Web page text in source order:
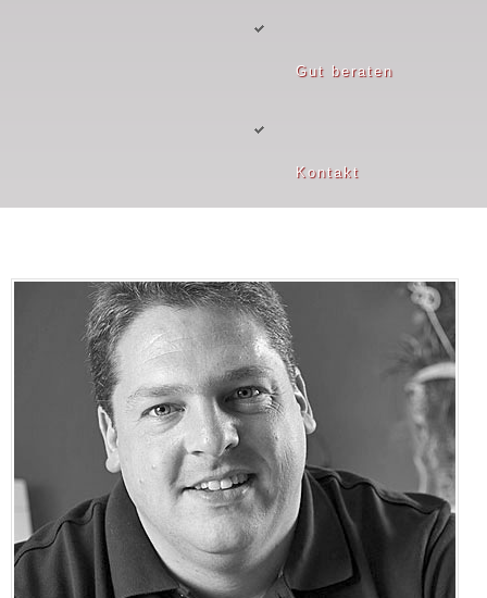
Gut beraten
Kontakt